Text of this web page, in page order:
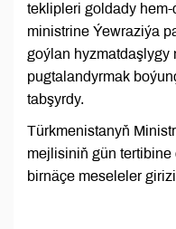
teklipleri goldady
ministrine Ýewraziýa
goýlan hyzmatdaşlygy
pugtalandyrmak
tabşyrdy.
Türkmenistanyň
mejlisiniň gün
birnäçe meseleler